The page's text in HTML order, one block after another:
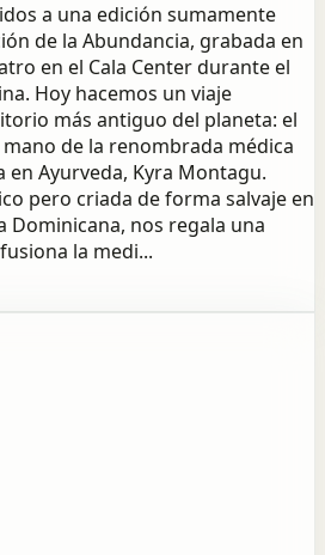
a una edición sumamente
de la Abundancia, grabada en
en el Cala Center durante el
Hoy hacemos un viaje
más antiguo del planeta: el
de la renombrada médica
Ayurveda, Kyra Montagu.
pero criada de forma salvaje en
Dominicana, nos regala una
la medi...